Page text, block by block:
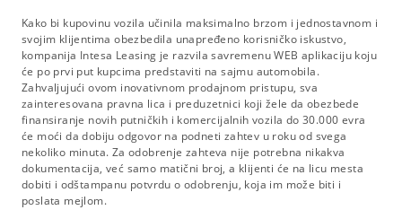
Kako bi kupovinu vozila učinila maksimalno brzom i jednostavnom i
svojim klijentima obezbedila unapređeno korisničko iskustvo,
kompanija Intesa Leasing je razvila savremenu WEB aplikaciju koju
će po prvi put kupcima predstaviti na sajmu automobila.
Zahvaljujući ovom inovativnom prodajnom pristupu, sva
zainteresovana pravna lica i preduzetnici koji žele da obezbede
finansiranje novih putničkih i komercijalnih vozila do 30.000 evra
će moći da dobiju odgovor na podneti zahtev u roku od svega
nekoliko minuta. Za odobrenje zahteva nije potrebna nikakva
dokumentacija, već samo matični broj, a klijenti će na licu mesta
dobiti i odštampanu potvrdu o odobrenju, koja im može biti i
poslata mejlom.